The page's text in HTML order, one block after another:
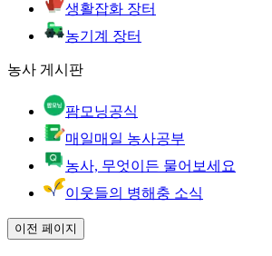
생활잡화 장터
농기계 장터
농사 게시판
팜모닝공식
매일매일 농사공부
농사, 무엇이든 물어보세요
이웃들의 병해충 소식
이전 페이지